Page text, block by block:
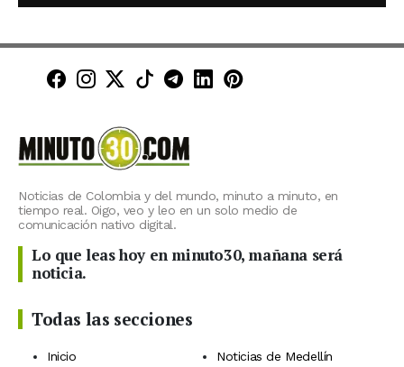
Minuto30 en Facebook
Minuto30 en Instagram
Minuto30 en X (Twitter)
Minuto30 en TikTok
Canal de Minuto30 en
Minuto30 en LinkedIn
Minuto30 en
Noticias de Colombia y del mundo, minuto a minuto, en
tiempo real. Oigo, veo y leo en un solo medio de
comunicación nativo digital.
Lo que leas hoy en minuto30, mañana será
noticia.
Todas las secciones
Inicio
Noticias de Medellín